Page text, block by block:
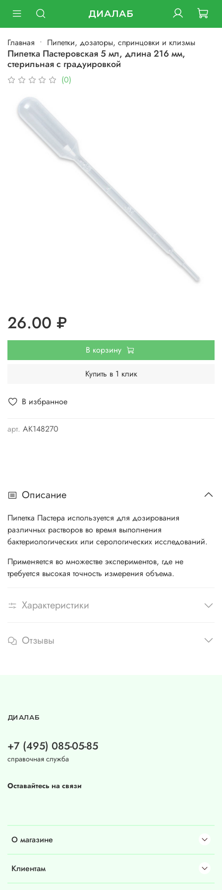
ДИАЛАБ
Главная Пипетки, дозаторы, спринцовки и клизмы
Пипетка Пастеровская 5 мл, длина 216 мм,
стерильная с градуировкой
(0)
В избранное
арт. АК148270
26.00 ₽
В корзину
Купить в 1 клик
Описание
Пипетка Пастера используется для дозирования
различных растворов во время выполнения
бактериологических или серологических исследований.
Применяется во множестве экспериментов, где не
требуется высокая точность измерения объема.
Характеристики
Отзывы
О магазине
Клиентам
ДИАЛАБ
+7 (495) 085-05-85
справочная служба
Оставайтесь на связи